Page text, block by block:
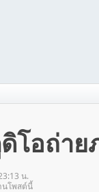
โอถ่าย
น.
นโพสต์นี้